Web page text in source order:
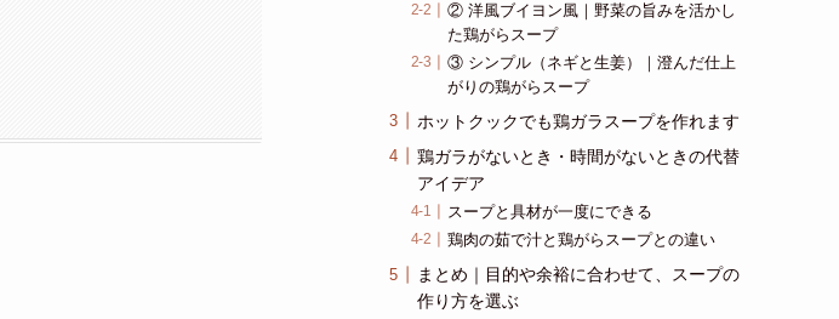
② 洋風ブイヨン風｜野菜の旨みを活かし
た鶏がらスープ
③ シンプル（ネギと生姜）｜澄んだ仕上
がりの鶏がらスープ
ホットクックでも鶏ガラスープを作れます
鶏ガラがないとき・時間がないときの代替
アイデア
スープと具材が一度にできる
鶏肉の茹で汁と鶏がらスープとの違い
まとめ｜目的や余裕に合わせて、スープの
作り方を選ぶ